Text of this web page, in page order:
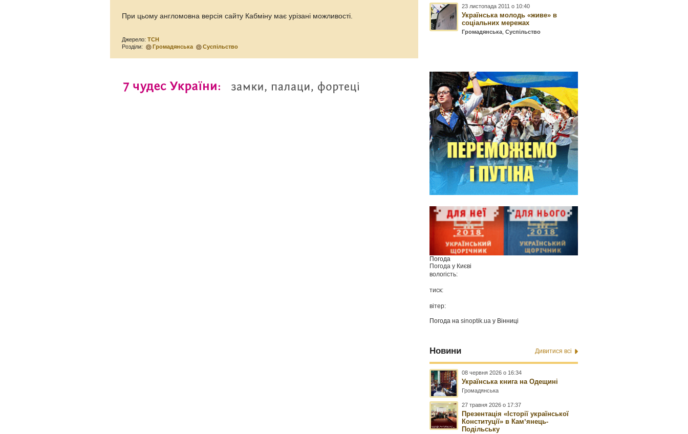
При цьому англомовна версія сайту Кабміну має урізані можливості.
Джерело:ТСН
Розділи:
Громадянська Суспільство
23 листопада 2011 о 10:40
Українська молодь «живе» в
соціальних мережах
Громадянська ,Суспільство
Погода
Погода у Києві
вологість:
тиск:
вітер:
Погода наsinoptik.ua у Вінниці
Новини Дивитися всі
08 червня 2026 о 16:34
Українська книга на Одещині
Громадянська
27 травня 2026 о 17:37
Презентація «Історії української
Конституції» в Камʼянець-
Подільську